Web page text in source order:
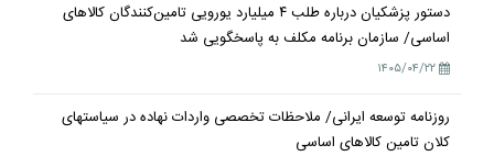
دستور پزشکیان درباره طلب ۴ میلیارد یورویی تامین‌کنندگان کالاهای
اساسی/ سازمان برنامه مکلف به پاسخگویی شد
۱۴۰۵/۰۴/۲۲
روزنامه توسعه ایرانی/ ملاحظات تخصصی واردات نهاده در سیاستهای
کلان تامین کالاهای اساسی